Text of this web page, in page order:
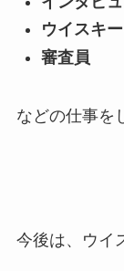
ウイスキ
審査員
などの仕事を
今後は、ウ